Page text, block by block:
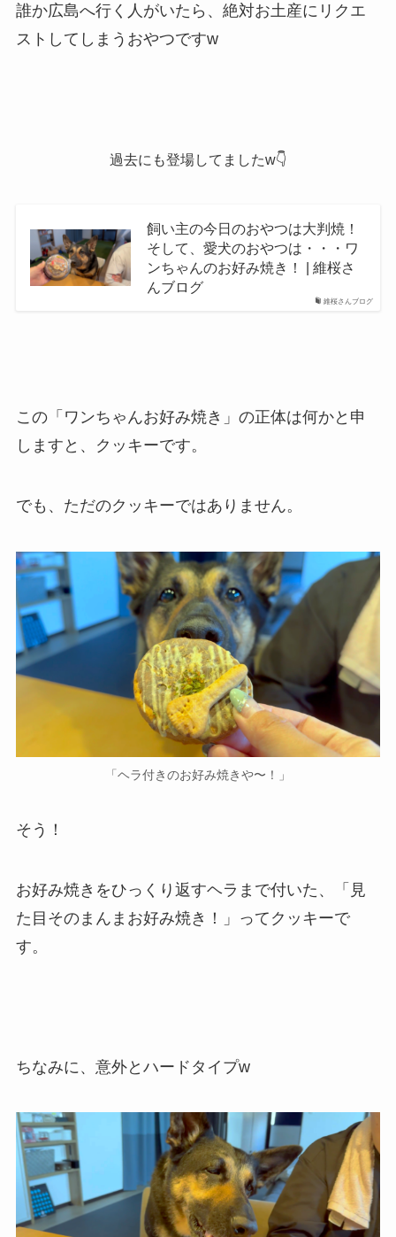
誰か広島へ行く人がいたら、絶対お土産にリクエ
ストしてしまうおやつですw
過去にも登場してましたw👇
維桜さんブログ
飼い主の今日のおやつは大判焼！
そして、愛犬のおやつは・・・ワ
ンちゃんのお好み焼き！ | 維桜さ
んブログ
この「ワンちゃんお好み焼き」の正体は何かと申
しますと、クッキーです。
でも、ただのクッキーではありません。
「ヘラ付きのお好み焼きや〜！」
そう！
お好み焼きをひっくり返すヘラまで付いた、「見
た目そのまんまお好み焼き！」ってクッキーで
す。
ちなみに、意外とハードタイプw